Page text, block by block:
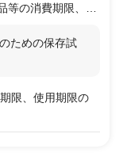
等の消費期限、使
を上げて理論的な
方法）も行えま
ための保存試
限、使用期限の